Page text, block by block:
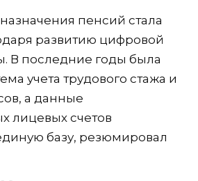
пенсий стала
развитию цифровой
В последние годы была
учета трудового стажа и
а данные
лицевых счетов
базу, резюмировал